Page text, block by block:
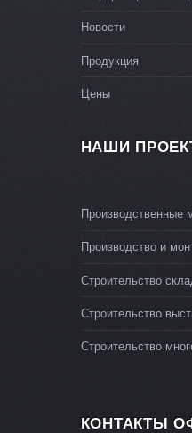
Новости
Продукция
Цены
НАШИ
Производственные
Производство и
Строительство
Строительство
Строительство
КОНТАКТЫ